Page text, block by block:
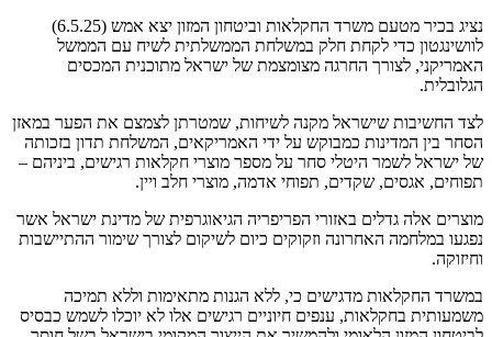
נציג בכיר מטעם משרד החקלאות וביטחון המזון יצא אמש (6.5.25)
כדי לקחת חלק במשלחת הממשלתית לשיח עם הממשל
לצורך החרגה מצומצמת של ישראל מתוכנית המכסים
שישראל מקנה לשיחות, שמטרתן לצמצם את הפער במאזן
המדינות כמבוקש על ידי האמריקאים, המשלחת תדון בזכותה
לשמר היטלי סחר על מספר מוצרי חקלאות רגישים, ביניהם –
אגסים, שקדים, תפוחי אדמה, מוצרי חלב ויין.
אלה גדלים באזורי הפריפריה הגיאוגרפית של מדינת ישראל אשר
במלחמה האחרונה וזקוקים כיום לשיקום לצורך שימור ההתיישבות
החקלאות מדגישים כי, ללא הגנות מתאימות וללא תמיכה
בחקלאות, ענפים חיוניים רגישים אלו לא יוכלו לשמש כבסיס